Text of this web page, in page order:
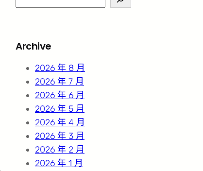
e
c
Archive
2026 年 8 月
2026 年 7 月
2026 年 6 月
2026 年 5 月
2026 年 4 月
2026 年 3 月
2026 年 2 月
2026 年 1 月